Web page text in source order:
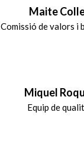
Maite
Comissió de valors i
Miquel
Equip de